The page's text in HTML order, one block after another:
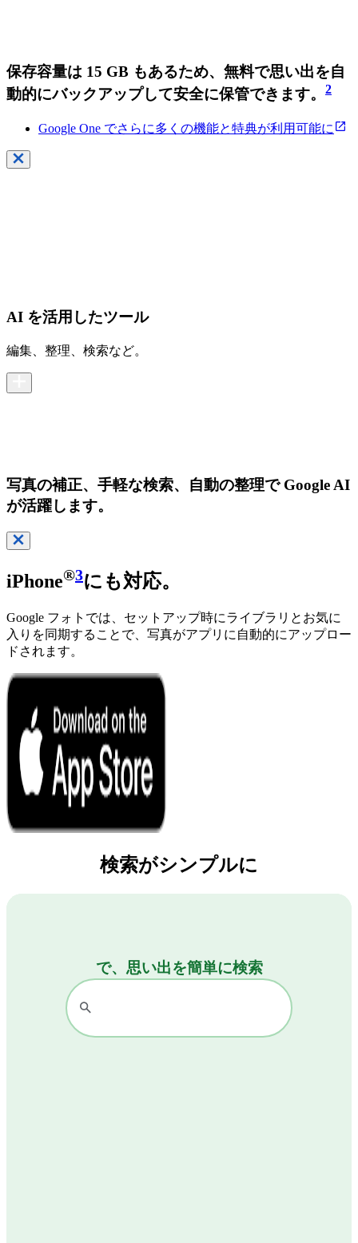
保存容量は 15 GB もあるため、無料で思い出を自
動的にバックアップして安全に保管できます。
2
Google One でさらに多くの機能と特典が利用可能に
AI を活用したツール
編集、整理、検索など。
写真の補正、手軽な検索、自動の整理で Google AI
が活躍します。
iPhone®3にも対応。
Google フォトでは、セットアップ時にライブラリとお気に
入りを同期することで、写真がアプリに自動的にアップロー
ドされます。
検索がシンプルに
で、思い出を簡単に検索
で、思い出を簡単に検索
で、思い出を簡単に検索